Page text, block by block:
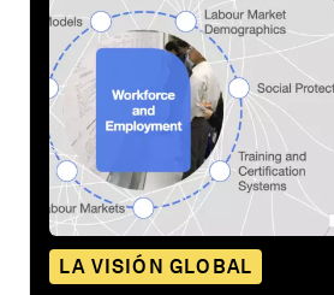
LA VISIÓN GLOBAL